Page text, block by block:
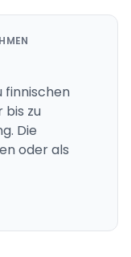
finnischen
bis zu
Die
oder als